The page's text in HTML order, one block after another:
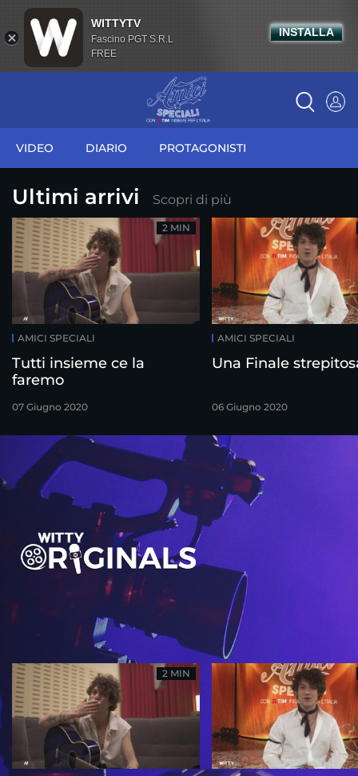
VIDEO DIARIO PROTAGONISTI
Ultimi arrivi Scopri di più
AMICI SPECIALI
Tutti insieme ce la
faremo
07 Giugno 2020
2 MIN
AMICI SPECIALI
Una Finale
06 Giugno 2020
2 MIN
WITTYTV
Fascino PGT S.R.L
FREE
INSTALLA